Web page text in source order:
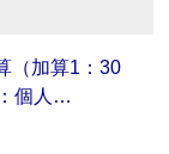
（加算1：30
個人…